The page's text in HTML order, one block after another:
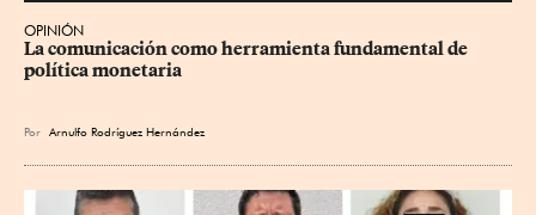
OPINIÓN
La comunicación como herramienta fundamental de
política monetaria
Por Arnulfo Rodríguez Hernández